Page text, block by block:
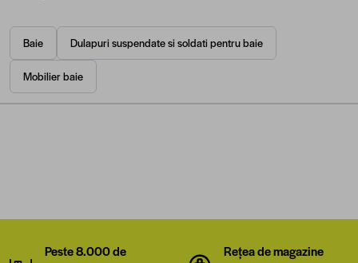
Baie Dulapuri suspendate si soldati pentru baie
Mobilier baie
Peste 8.000 de
Rețea de magazine